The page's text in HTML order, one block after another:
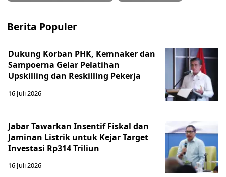
Berita Populer
Dukung Korban PHK, Kemnaker dan
Sampoerna Gelar Pelatihan
Upskilling dan Reskilling Pekerja
16 Juli 2026
Jabar Tawarkan Insentif Fiskal dan
Jaminan Listrik untuk Kejar Target
Investasi Rp314 Triliun
16 Juli 2026